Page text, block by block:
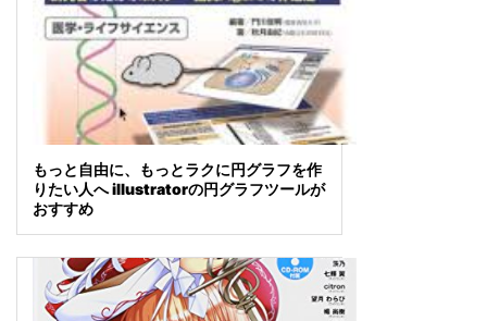
もっと自由に、もっとラクに円グラフを作
りたい人へ illustratorの円グラフツールが
おすすめ